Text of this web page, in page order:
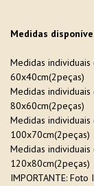
Medidas
Medidas individuais
60x40cm(2peças)
Medidas individuais
80x60cm(2peças)
Medidas individuais
100x70cm(2peças)
Medidas individuais
120x80cm(2peças)
IMPORTANTE: Foto